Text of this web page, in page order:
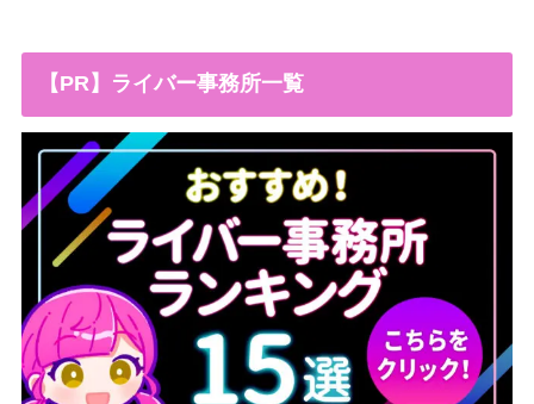
【PR】ライバー事務所一覧